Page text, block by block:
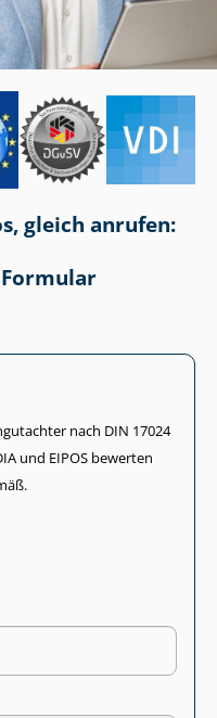
gleich anrufen:
nach DIN 17024
und EIPOS bewerten